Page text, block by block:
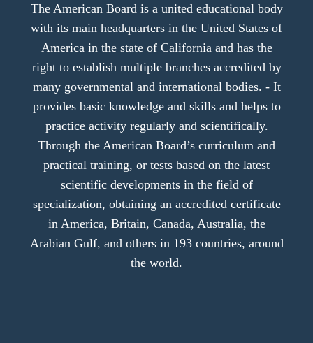
The American Board is a united educational body
with its main headquarters in the United States of
America in the state of California and has the
right to establish multiple branches accredited by
many governmental and international bodies. - It
provides basic knowledge and skills and helps to
practice activity regularly and scientifically.
Through the American Board’s curriculum and
practical training, or tests based on the latest
scientific developments in the field of
specialization, obtaining an accredited certificate
in America, Britain, Canada, Australia, the
Arabian Gulf, and others in 193 countries, around
the world.